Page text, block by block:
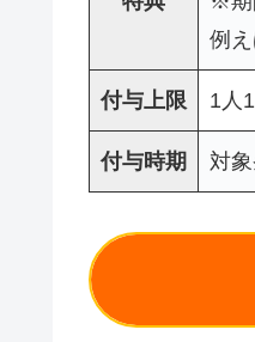
例
付与上限 1人
付与時期 対